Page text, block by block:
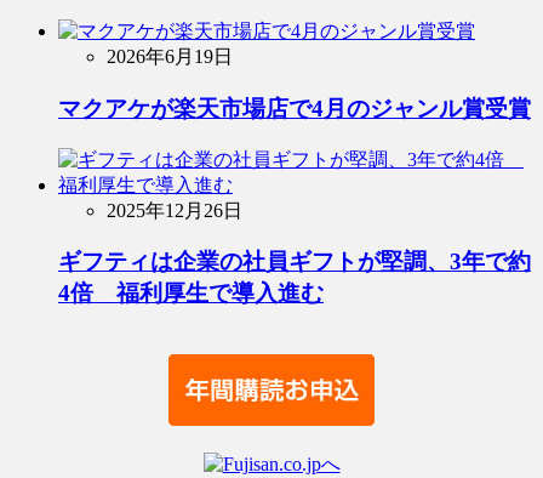
2026年6月19日
マクアケが楽天市場店で4月のジャンル賞受賞
2025年12月26日
ギフティは企業の社員ギフトが堅調、3年で約
4倍 福利厚生で導入進む